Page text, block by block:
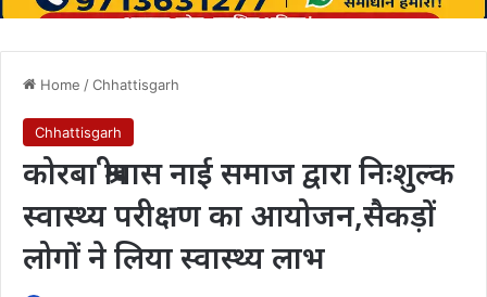
Home /Chhattisgarh
Chhattisgarh
कोरबा श्रीवास नाई समाज द्वारा निःशुल्क
स्वास्थ्य परीक्षण का आयोजन,सैकड़ों
लोगों ने लिया स्वास्थ्य लाभ